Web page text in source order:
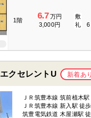
1階 6.7万円
3,000円
敷
礼
エクセレントU 新着あり
ＪＲ筑豊本線 筑前植木
ＪＲ筑豊本線 新入駅 徒
筑豊電気鉄道 木屋瀬駅